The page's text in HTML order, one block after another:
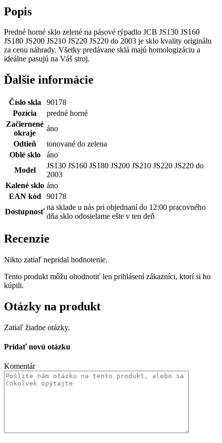
Popis
Predné horné sklo zelené na pásové rýpadlo JCB JS130 JS160
JS180 JS200 JS210 JS220 JS220 do 2003 je sklo kvality originálu
za cenu náhrady. Všetky predávane sklá majú homologizáciu a
ideálne pasujú na Váš stroj.
Ďalšie informácie
Číslo skla
90178
Pozícia
predné horné
Začiernené
okraje
áno
Odtieň
tonované do zelena
Oblé sklo
áno
Model
JS130 JS160 JS180 JS200 JS210 JS220 JS220 do
2003
Kalené sklo áno
EAN kód
90178
Dostupnosť
na sklade u nás pri objednaní do 12:00 pracovného
dňa sklo odosielame ešte v ten deň
Recenzie
Nikto zatiaľ nepridal hodnotenie.
Tento produkt môžu ohodnotiť len prihlásení zákazníci, ktorí si ho
kúpili.
Otázky na produkt
Zatiaľ žiadne otázky.
Pridať novú otázku
Komentár